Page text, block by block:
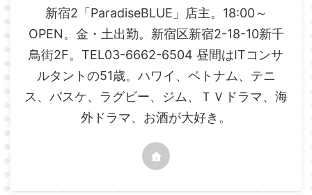
新宿2「ParadiseBLUE」店主。18:00～
OPEN。金・土出勤。新宿区新宿2-18-10新千
鳥街2F。TEL03-6662-6504 昼間はITコンサ
ルタントの51歳。ハワイ、ベトナム、テニ
ス、バスケ、ラグビー、ジム、ＴＶドラマ、海
外ドラマ、お酒が大好き。